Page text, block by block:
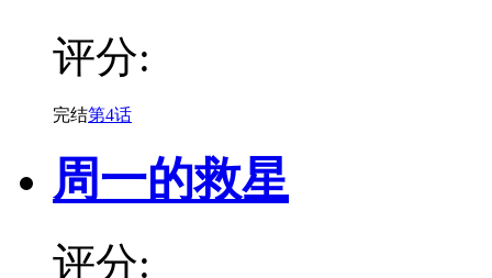
评分:
完结第4话
周一的救星
评分: